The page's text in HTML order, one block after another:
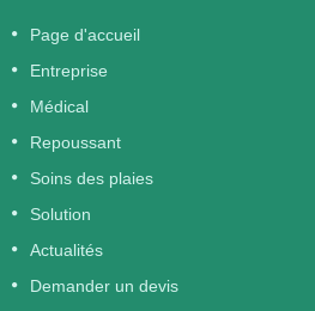
Page d'accueil
Entreprise
Médical
Repoussant
Soins des plaies
Solution
Actualités
Demander un devis